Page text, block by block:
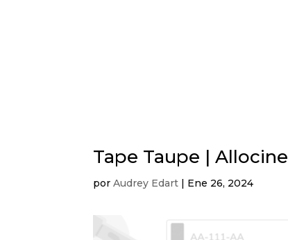
Tape Taupe | Allocine
porAudrey Edart | Ene 26, 2024